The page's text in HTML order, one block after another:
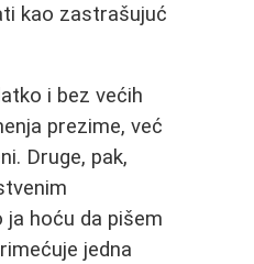
kao zastrašujuć
i bez većih
prezime, već
Druge, pak,
hoću da pišem
jedna